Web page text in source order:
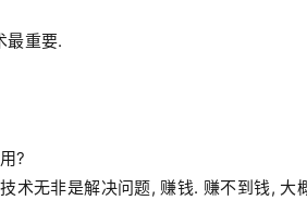
最重要.
?